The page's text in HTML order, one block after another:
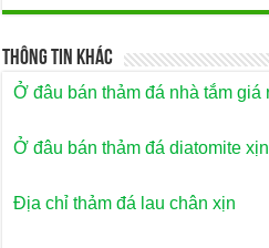
Thông Tin Khác
Ở đâu bán thảm đá nhà tắm giá
Ở đâu bán thảm đá diatomite xịn
Địa chỉ thảm đá lau chân xịn